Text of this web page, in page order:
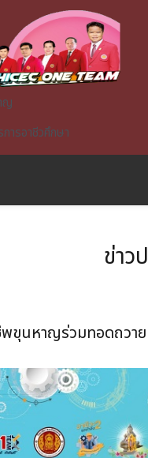
ญ
ารอาชีวศึกษา
ข่าว
พขุนหาญร่วมทอดถว